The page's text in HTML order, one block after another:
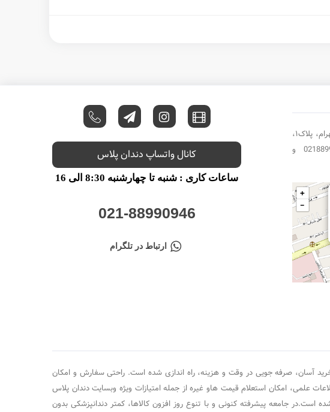
تهران، خیابان فاطمی، خیابان میرزایی بی غش، کوچه شهرام، پلاک۱،
طبقه دوم واحد سه، شماره تلفن ثابت : 49 الی 02188990945 و
کانال واتساپ دندان پلاس
ساعات کاری : شنبه تا چهارشنبه 8:30 الی 16
021-88990946
ارتباط در تلگرام
آسان، صرفه جویی در وقت و هزینه، راه اندازی شده است. راحتی سفارش و امکان
علمی، امکان استعلام قیمت هاو غیره از جمله امتیازات ویژه وبسایت دندان پلاس
جامعه پیشرفته کنونی و با تنوع روز افزون کالاها، کمتر دندانپزشکی بدون